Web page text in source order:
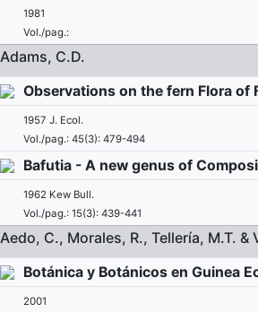
1981
Vol./pag.:
Adams, C.D.
Observations on the fern Flora
1957 J. Ecol.
Vol./pag.: 45(3): 479-494
Bafutia - A new genus of
1962 Kew Bull.
Vol./pag.: 15(3): 439-441
Aedo, C., Morales, R., Tellería, M.T. &
Botánica y Botánicos en Guinea
2001